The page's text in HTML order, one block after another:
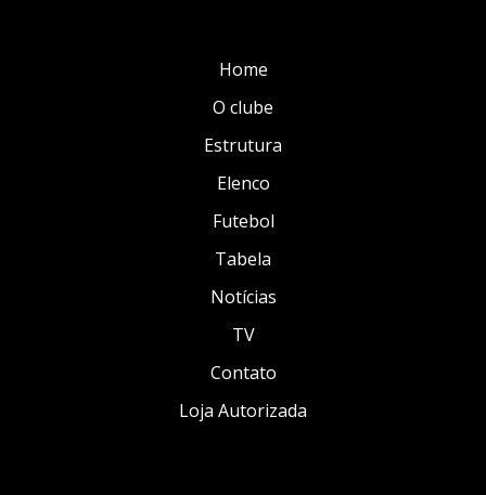
Home
O clube
Estrutura
Elenco
Futebol
Tabela
Notícias
TV
Contato
Loja Autorizada